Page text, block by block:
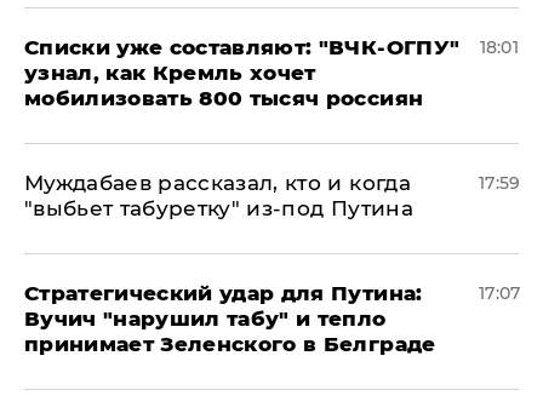
Списки уже составляют: "ВЧК-ОГПУ"
узнал, как Кремль хочет
мобилизовать 800 тысяч россиян
18:01
Муждабаев рассказал, кто и когда
"выбьет табуретку" из-под Путина
17:59
Стратегический удар для Путина:
Вучич "нарушил табу" и тепло
принимает Зеленского в Белграде
17:07